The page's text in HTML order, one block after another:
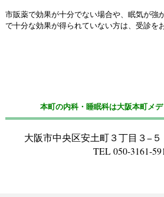
市販薬で効果が十分でない場合や、眠気が強
で十分な効果が得られていない方は、受診を
本町の内科・睡眠科は大阪本町メ
大阪市中央区安土町３丁目３−
TEL 050-3161-